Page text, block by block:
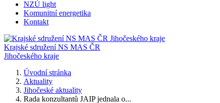
NZÚ light
Komunitní energetika
Kontakt
Krajské sdružení NS MAS ČR
Jihočeského kraje
Úvodní stránka
Aktuality
Jihočeské aktuality
Rada konzultantů JAIP jednala o...